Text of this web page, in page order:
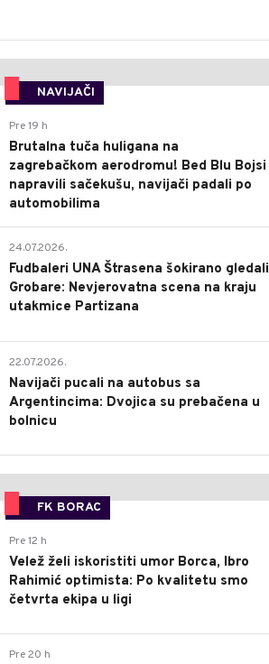
NAVIJAČI
Pre 19 h
Brutalna tuča huligana na
zagrebačkom aerodromu! Bed Blu Bojsi
napravili sačekušu, navijači padali po
automobilima
24.07.2026.
Fudbaleri UNA Štrasena šokirano gledali
Grobare: Nevjerovatna scena na kraju
utakmice Partizana
22.07.2026.
Navijači pucali na autobus sa
Argentincima: Dvojica su prebačena u
bolnicu
FK BORAC
Pre 12 h
Velež želi iskoristiti umor Borca, Ibro
Rahimić optimista: Po kvalitetu smo
četvrta ekipa u ligi
Pre 20 h